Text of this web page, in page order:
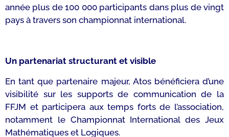
année plus de 100 000 participants dans plus de vingt
pays à travers son championnat international.
Un partenariat structurant et visible
En tant que partenaire majeur, Atos bénéficiera d’une
visibilité sur les supports de communication de la
FFJM et participera aux temps forts de l’association,
notamment le Championnat International des Jeux
Mathématiques et Logiques.